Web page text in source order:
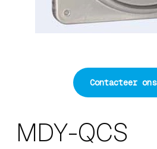
Contacteer ons
MDY-QCS